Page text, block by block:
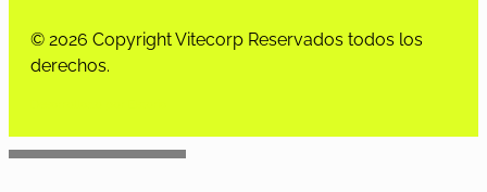
© 2026 Copyright Vitecorp Reservados todos los
derechos.